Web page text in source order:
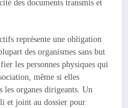
des documents transmis et
représente une obligation
des organismes sans but
les personnes physiques qui
même si elles
les organes dirigeants. Un
et joint au dossier pour